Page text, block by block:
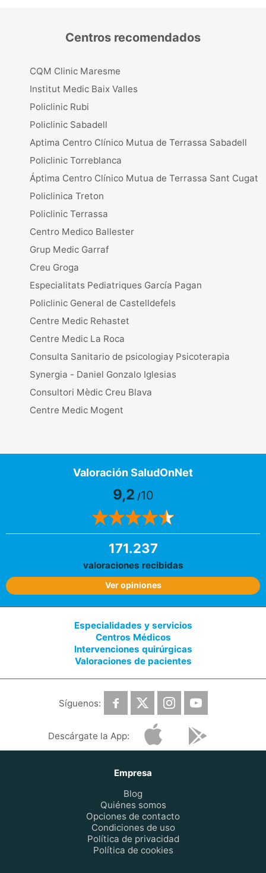
Centros recomendados
CQM Clinic Maresme
Institut Medic Baix Valles
Policlinic Rubi
Policlinic Sabadell
Aptima Centro Clínico Mutua de Terrassa Sabadell
Policlinic Torreblanca
Áptima Centro Clínico Mutua de Terrassa Sant Cugat
Policlinica Treton
Policlinic Terrassa
Centro Medico Ballester
Grup Medic Garraf
Creu Groga
Especialitats Pediatriques García Pagan
Policlinic General de Castelldefels
Centre Medic Rehastet
Centre Medic La Roca
Consulta Sanitario de psicologiay Psicoterapia
Synergia - Daniel Gonzalo Iglesias
Consultori Mèdic Creu Blava
Centre Medic Mogent
Valoración SaludOnNet
9,2 /10
171.237
valoraciones recibidas
Ver opiniones
Especialidades y servicios
Centros Médicos
Intervenciones quirúrgicas
Valoraciones de pacientes
Síguenos:
Descárgate la App:
Empresa
Blog
Quiénes somos
Opciones de contacto
Condiciones de uso
Política de privacidad
Política de cookies